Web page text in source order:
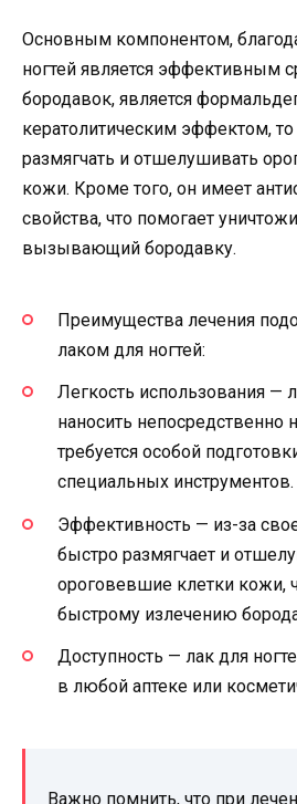
Основным компонентом,
ногтей является эффективным
бородавок, является
кератолитическим эффектом,
размягчать и отшелушивать
кожи. Кроме того, он имеет
свойства, что помогает
вызывающий бородавку.
Преимущества лечения
лаком для ногтей:
Легкость использования —
наносить непосредственно
требуется особой
специальных инструментов.
Эффективность — из-за
быстро размягчает и
ороговевшие клетки кожи,
быстрому излечению
Доступность — лак для
в любой аптеке или
Важно помнить, что при